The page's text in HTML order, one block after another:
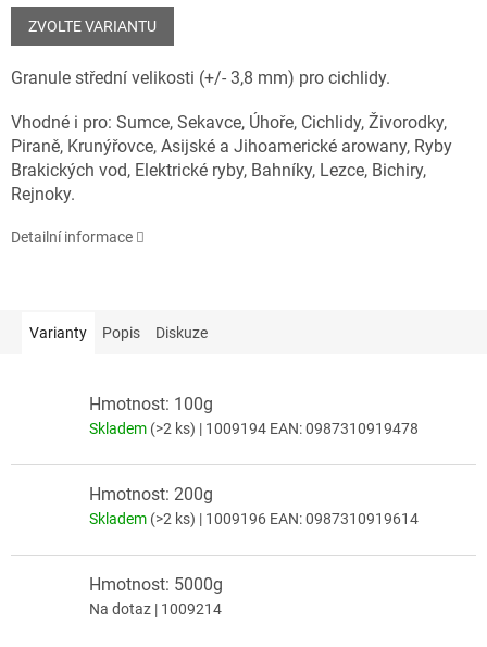
ZVOLTE VARIANTU
Granule střední velikosti (+/- 3,8 mm) pro cichlidy.
Vhodné i pro: Sumce, Sekavce, Úhoře, Cichlidy, Živorodky,
Piraně, Krunýřovce, Asijské a Jihoamerické arowany, Ryby
Brakických vod, Elektrické ryby, Bahníky, Lezce, Bichiry,
Rejnoky.
Detailní informace
Varianty Popis Diskuze
Hmotnost: 100g
Skladem (>2 ks) | 1009194 EAN:0987310919478
Hmotnost: 200g
Skladem (>2 ks) | 1009196 EAN:0987310919614
Hmotnost: 5000g
Na dotaz | 1009214